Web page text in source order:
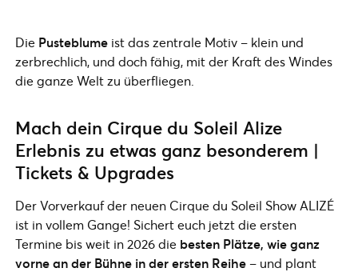
Die Pusteblume ist das zentrale Motiv – klein und
zerbrechlich, und doch fähig, mit der Kraft des Windes
die ganze Welt zu überfliegen.
Mach dein Cirque du Soleil Alize
Erlebnis zu etwas ganz besonderem |
Tickets & Upgrades
Der Vorverkauf der neuen Cirque du Soleil Show ALIZÉ
ist in vollem Gange! Sichert euch jetzt die ersten
Termine bis weit in 2026 die besten Plätze, wie ganz
vorne an der Bühne in der ersten Reihe– und plant